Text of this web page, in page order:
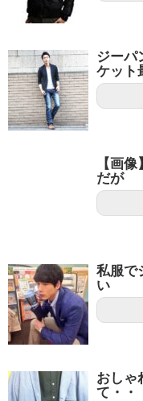
ジーパ
ケット
【画
だが
私服で
い
おしゃ
て・・